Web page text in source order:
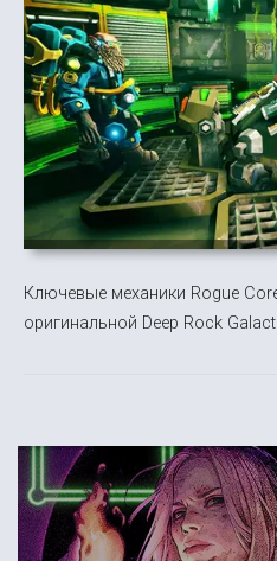
Ключевые механики Rogue
оригинальной Deep Rock